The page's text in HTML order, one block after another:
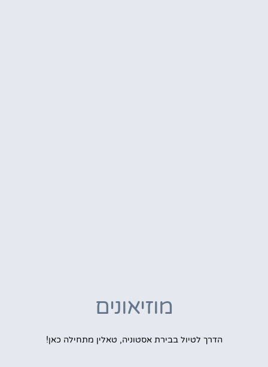
מוזיאונים
הדרך לטיול בבירת אסטוניה, טאלין מתחילה כאן!